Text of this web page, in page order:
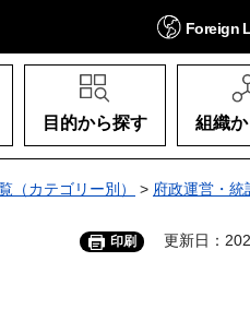
Foreign
目的から探す 組織
（カテゴリー別） > 府政運営・統
印刷 更新日：